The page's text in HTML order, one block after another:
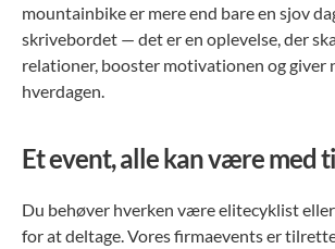
mountainbike er mere end bare en sjov
skrivebordet — det er en oplevelse, der
relationer, booster motivationen og giver
hverdagen.
Et event, alle kan være med
Du behøver hverken være elitecyklist
for at deltage. Vores firmaevents er